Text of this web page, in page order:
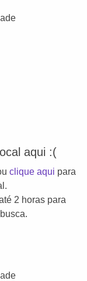
aqui :(
clique aqui para
2 horas para